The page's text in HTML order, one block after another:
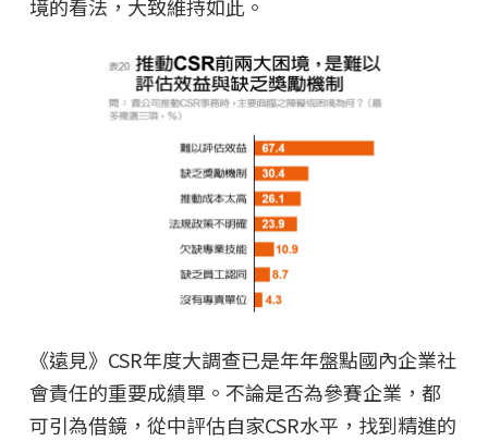
境的看法，大致維持如此。
《遠見》CSR年度大調查已是年年盤點國內企業社
會責任的重要成績單。不論是否為參賽企業，都
可引為借鏡，從中評估自家CSR水平，找到精進的